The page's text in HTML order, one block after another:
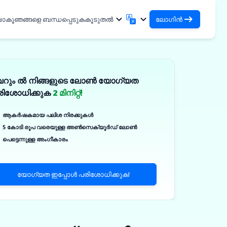
ഞങ്ങളെ ബന്ധപ്പെടുകകൂടുതൽ
हिन्दी
Hindi
Gujarati
ଓଡ଼ିଆ
తెలుగు
বাংলা
Malayalam
ലോഗിൻ
ഓർഗനൈസേഷനുകളും ആക്സസ്
നിങ്ങളുടെ ക്ലയന്റുകളെ മാനേജ്
ചെയ്യുന്നതിനുള്ള ആക്സസ്
ൽ നിങ്ങളുടെ ലോൺ യോഗ്യത
2 മിനിറ്റ്!
ആകർഷകമായ പലിശ നിരക്കുകൾ
5 കോടി രൂപ വരെയുള്ള അൺസെക്യൂർഡ് ലോൺ
പെട്ടെന്നുള്ള അംഗീകാരം
യോഗ്യത ഇപ്പോൾ പരിശോധിക്കുക!